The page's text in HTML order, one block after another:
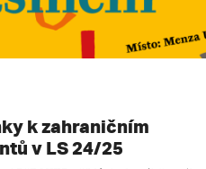
k zahraničním
v LS 24/25